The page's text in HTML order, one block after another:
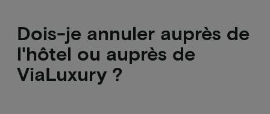
Dois-je annuler auprès de
l'hôtel ou auprès de
ViaLuxury ?